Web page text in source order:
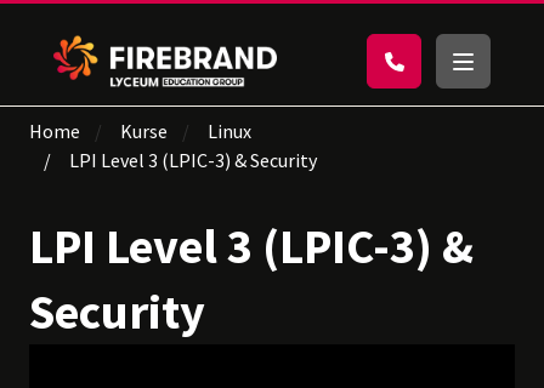
Home Kurse
Linux
LPI Level 3 (LPIC-3) & Security
LPI Level 3 (LPIC-3) &
Security